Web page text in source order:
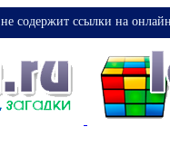
содержит ссылки на